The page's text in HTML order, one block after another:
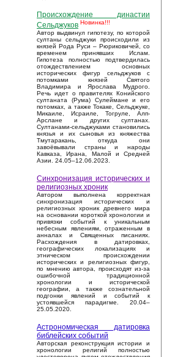
Происхождение династии
Сельджуков Новинка!!!
Автор выдвинул гипотезу, по которой
султаны сельджуки происходили из
князей Рода Руси – Рюриковичей, со
временем принявших Ислам.
Гипотеза полностью подтвердилась
отождествлением основных
исторических фигур сельджуков с
потомками князей Святого
Владимира и Ярослава Мудрого.
Речь идет о правителях Конийского
султаната (Рума) Сулеймане и его
потомках, а также Токаке, Сельджуке,
Микаиле, Исраиле, Тогруле, Алп-
Арслане и других султанах.
Султанами-сельджуками становились
князья и их сыновья из княжества
Тмутаракань, откуда они
завоёвывали страны и народы
Кавказа, Ирана, Малой и Средней
Азии. 24.05–12.06.2023.
Синхронизация исторических и
религиозных хроник
Автором выполнена корректная
синхронизация исторических и
религиозных хроник древнего мира
на основании короткой хронологии и
привязки событий к уникальным
небесным явлениям, отраженным в
анналах и Священных писаниях.
Расхождения в датировках,
географических локализациях и
этническом происхождении
исторических и религиозных фигур,
по мнению автора, происходят из-за
ошибочной традиционной
хронологии и исторической
географии, а также сознательной
подгонки явлений и событий к
устоявшейся парадигме. 20.04–
25.05.2020.
Астрономическая датировка
библейских событий
Авторская реконструкция истории и
хронологии религий полностью